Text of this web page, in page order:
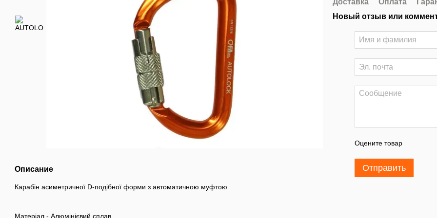
Описание
Карабін асиметричної D-подібної форми з автоматичною муфтою
Матеріал - Алюмінієвий сплав
Доставка Оплата
Новый отзыв или
Оцените товар
Отправить